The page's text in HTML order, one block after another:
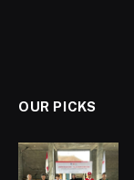
OUR PICKS